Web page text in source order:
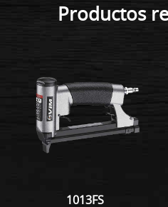
Productos
1013FS